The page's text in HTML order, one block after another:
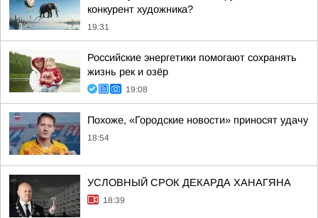
конкурент художника?
19:31
Российские энергетики помогают сохранять
жизнь рек и озёр
19:08
Похоже, «Городские новости» приносят удачу
18:54
УСЛОВНЫЙ СРОК ДЕКАРДА ХАНАГЯНА
18:39